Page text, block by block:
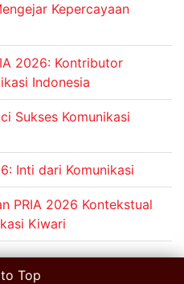
Kepercayaan
2026: Kontributor
Indonesia
Sukses Komunikasi
Inti dari Komunikasi
PRIA 2026 Kontekstual
Kiwari
Top